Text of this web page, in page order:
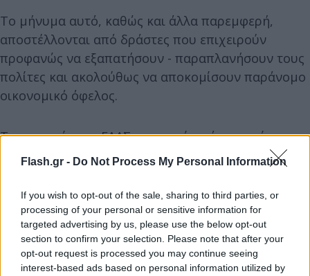
Flash.gr - Do Not Process My Personal Information
If you wish to opt-out of the sale, sharing to third parties, or
processing of your personal or sensitive information for
targeted advertising by us, please use the below opt-out
section to confirm your selection. Please note that after your
opt-out request is processed you may continue seeing
interest-based ads based on personal information utilized by
Το μήνυμα αυτό, καθώς και άλλα παρεμφερή,
αποστέλλονται από δράστες που επιχειρούν
προφανώς να εξαπατήσουν - παραπλανήσουν τους
πολίτες και ακολούθως να αποκομίσουν παράνομο
οικονομικό όφελος.
Το αρχηγείο της ΕΛΑΣ επισημαίνει ότι το κείμενο -
μήνυμα που διακινείται μέσω ηλεκτρονικού
αρμόδιων ελεγκτικών Αρχών, η οποία φέρει το
ονοματεπώνυμό του προέδρου του Διοικητικού
Συμβουλίου της Europol, καθώς και ψευδή
υπογραφή, είναι καταφανώς ψευδεπίγραφο και
απατηλό. «Παρακαλούνται οι πολίτες», όπως